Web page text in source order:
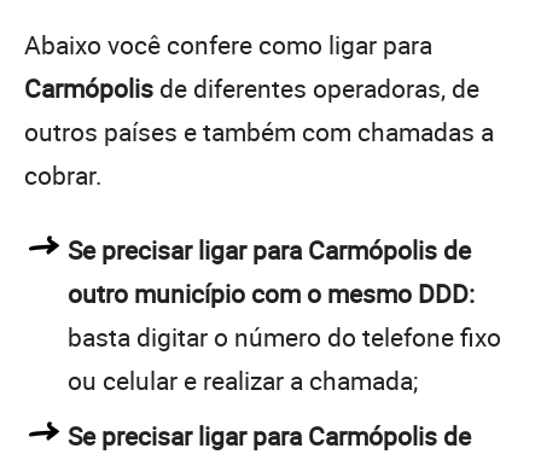
Abaixo você confere como ligar para
Carmópolis de diferentes operadoras, de
outros países e também com chamadas a
cobrar.
Se precisar ligar para Carmópolis de
outro município com o mesmo DDD:
basta digitar o número do telefone fixo
ou celular e realizar a chamada;
Se precisar ligar para Carmópolis de